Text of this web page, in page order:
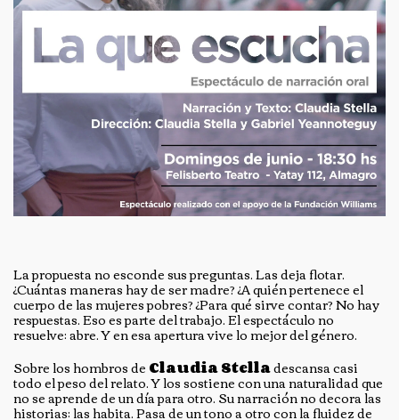
La propuesta no esconde sus preguntas. Las deja flotar.
¿Cuántas maneras hay de ser madre? ¿A quién pertenece el
cuerpo de las mujeres pobres? ¿Para qué sirve contar? No hay
respuestas. Eso es parte del trabajo. El espectáculo no
resuelve: abre. Y en esa apertura vive lo mejor del género.
Sobre los hombros deClaudia Stelladescansa casi
todo el peso del relato. Y los sostiene con una naturalidad que
no se aprende de un día para otro. Su narración no decora las
historias: las habita. Pasa de un tono a otro con la fluidez de